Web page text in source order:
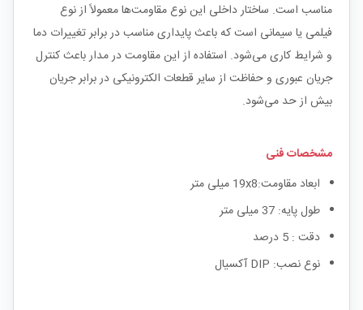
مناسب است. ساختار داخلی این نوع مقاومت‌ها معمولاً از نوع
فیلمی یا سیمانی است که باعث پایداری مناسب در برابر تغییرات دما
و شرایط کاری می‌شود. استفاده از این مقاومت در مدار باعث کنترل
جریان عبوری و حفاظت از سایر قطعات الکترونیکی در برابر جریان
بیش از حد می‌شود.
مشخصات فنی
ابعاد مقاومت:19x8 میلی متر
طول پایه: 37 میلی متر
دقت : 5 درصد
نوع نصب: DIP آکسیال